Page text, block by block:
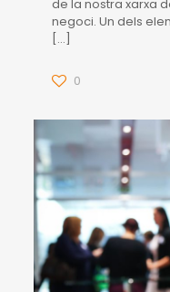
de la nostra xarxa
negoci. Un dels
[…]
0